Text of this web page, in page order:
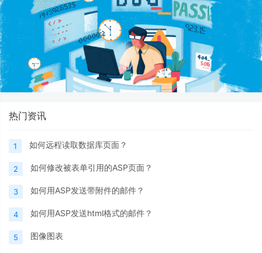
热门资讯
1 如何远程读取数据库页面？
2 如何修改被表单引用的ASP页面？
3 如何用ASP发送带附件的邮件？
4 如何用ASP发送html格式的邮件？
5 图像图表